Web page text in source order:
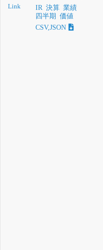
Link IR 決算 業績
四半期 価値
CSV,JSON